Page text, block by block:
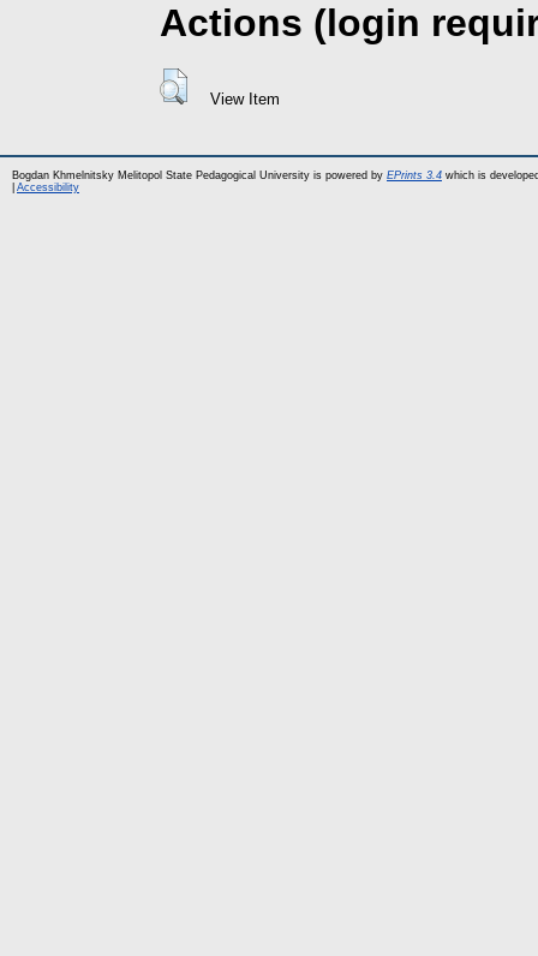
Actions (login
View Item
Bogdan Khmelnitsky Melitopol State Pedagogical University is powered by EPrints 3.4 which is
Accessibility